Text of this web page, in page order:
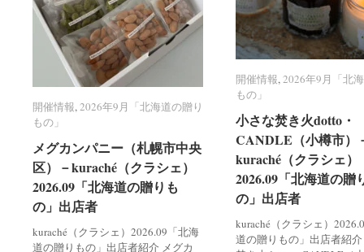
開催情報,2026年9月「北
もの」
小さな焚き火dotto・
CANDLE（小樽市）
kuraché（クラシェ）
2026.09「北海道の贈
の」出店者
kuraché（クラシェ）
道の贈りもの」出店者紹
開催情報 2026年9月「北
もの」
小さな焚き火dotto・
CANDLE（小樽市）
kuraché（クラシェ）
2026.09「北海道の贈
の」出店者
開催情報,2026年9月「北海道の贈り
もの」
メグカンパニー（札幌市中央
区）－kuraché（クラシェ）
2026.09「北海道の贈りも
の」出店者
kuraché（クラシェ）2026.09「北海
道の贈りもの」出店者紹介 メグカ
開催情報 2026年9月「北海道の贈り
もの」
メグカンパニー（札幌市中央
区）－kuraché（クラシェ）
2026.09「北海道の贈りも
の」出店者